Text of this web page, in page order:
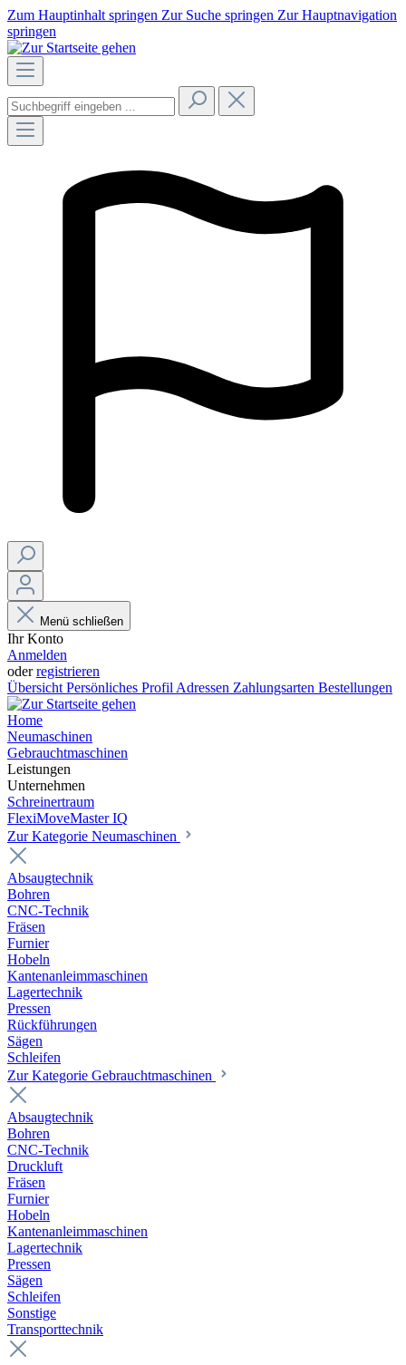
Zum Hauptinhalt springen Zur Suche springen Zur Hauptnavigation
springen
Menü schließen
Ihr Konto
Anmelden
oderregistrieren
Übersicht Persönliches Profil Adressen Zahlungsarten Bestellungen
Home
Neumaschinen
Gebrauchtmaschinen
Leistungen
Unternehmen
Schreinertraum
FlexiMoveMaster IQ
Zur Kategorie Neumaschinen
Absaugtechnik
Bohren
CNC-Technik
Fräsen
Furnier
Hobeln
Kantenanleimmaschinen
Lagertechnik
Pressen
Rückführungen
Sägen
Schleifen
Zur Kategorie Gebrauchtmaschinen
Absaugtechnik
Bohren
CNC-Technik
Druckluft
Fräsen
Furnier
Hobeln
Kantenanleimmaschinen
Lagertechnik
Pressen
Sägen
Schleifen
Sonstige
Transporttechnik